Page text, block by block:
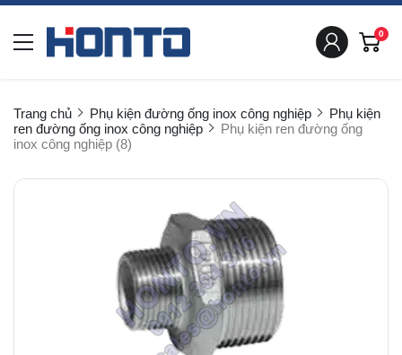
0
Trang chủ Phụ kiện đường ống inox công nghiệp
Phụ kiện
ren đường ống inox công nghiệp
Phụ kiện ren đường ống
inox công nghiệp (8)